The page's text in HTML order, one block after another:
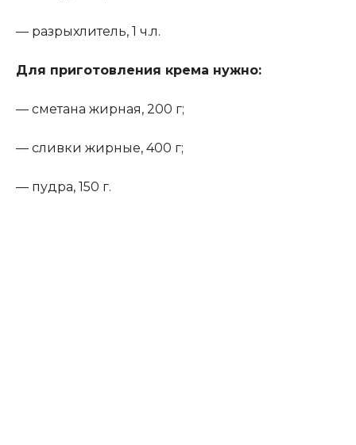
— разрыхлитель, 1 ч.л.
Для приготовления крема нужно:
— сметана жирная, 200 г;
— сливки жирные, 400 г;
— пудра, 150 г.